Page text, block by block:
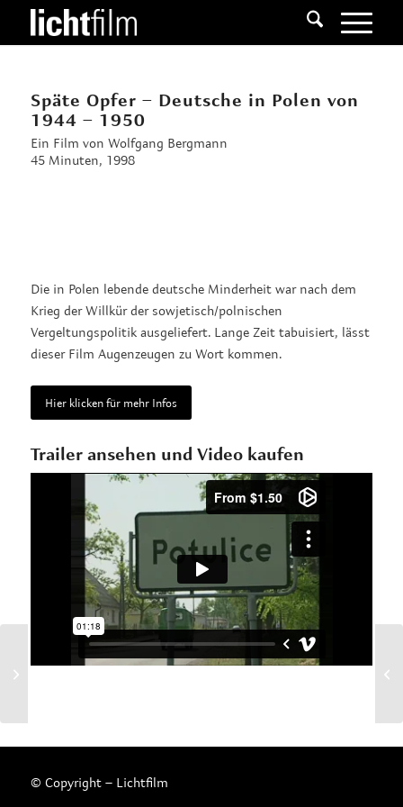
Späte Opfer – Deutsche in Polen von
1944 – 1950
Ein Film von Wolfgang Bergmann
45 Minuten, 1998
Die in Polen lebende deutsche Minderheit war nach dem
Krieg der Willkür der sowjetisch/polnischen
Vergeltungspolitik ausgeliefert. Lange Zeit tabuisiert, lässt
dieser Film Augenzeugen zu Wort kommen.
Hier klicken für mehr Infos
Trailer ansehen und Video kaufen
© Copyright – Lichtfilm